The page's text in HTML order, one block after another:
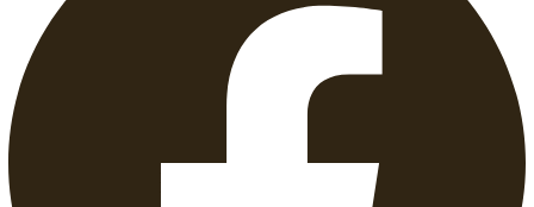
Rendez-nous Visite
12 Boulevard Barbes
75018 Paris
Tel 01 42 62 00 14